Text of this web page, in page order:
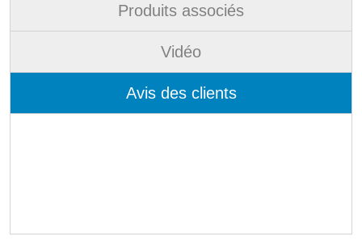
Produits associés
Vidéo
Avis des clients